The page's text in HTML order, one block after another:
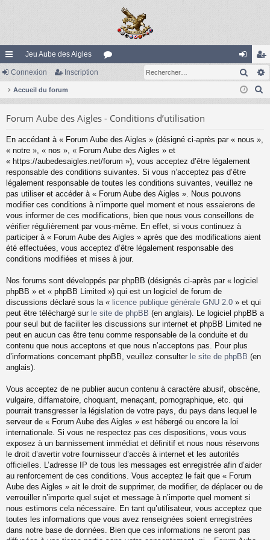
ac
co
s
Jeu Aube des Aigles
on
ne
ns
cri
Connexion Inscription
Accueil du forum
Forum Aube des Aigles - Conditions d’utilisation
En accédant à « Forum Aube des Aigles » (désigné ci-après par « nous »,
« notre », « nos », « Forum Aube des Aigles » et
« https://aubedesaigles.net/forum »), vous acceptez d’être légalement
responsable des conditions suivantes. Si vous n’acceptez pas d’être
légalement responsable de toutes les conditions suivantes, veuillez ne
pas utiliser et accéder à « Forum Aube des Aigles ». Nous pouvons
modifier ces conditions à n’importe quel moment et nous essaierons de
vous informer de ces modifications, bien que nous vous conseillons de
vérifier régulièrement par vous-même. En effet, si vous continuez à
participer à « Forum Aube des Aigles » après que des modifications aient
été effectuées, vous acceptez d’être légalement responsable des
conditions modifiées et mises à jour.
Nos forums sont développés par phpBB (désignés ci-après par « logiciel
phpBB » et « phpBB Limited ») qui est un logiciel de forum de
discussions déclaré sous la « licence publique générale GNU 2.0 » et qui
peut être téléchargé sur le site de phpBB (en anglais). Le logiciel phpBB a
pour seul but de faciliter les discussions sur internet et phpBB Limited ne
peut en aucun cas être tenu comme responsable de la conduite et du
contenu que nous acceptons et que nous n’acceptons pas. Pour plus
d’informations concernant phpBB, veuillez consulter le site de phpBB (en
anglais).
Vous acceptez de ne publier aucun contenu à caractère abusif, obscène,
vulgaire, diffamatoire, choquant, menaçant, pornographique, etc. qui
pourrait transgresser la législation de votre pays, du pays dans lequel le
serveur de « Forum Aube des Aigles » est hébergé ou encore la loi
internationale. Si vous ne respectez pas ces dispositions, vous vous
exposez à un bannissement immédiat et définitif et nous nous réservons
le droit d’avertir votre fournisseur d’accès à internet et les autorités
officielles. L’adresse IP de tous les messages est enregistrée afin d’aider
au renforcement de ces conditions. Vous acceptez le fait que « Forum
Aube des Aigles » ait le droit de supprimer, de modifier, de déplacer ou de
verrouiller n’importe quel sujet et message à n’importe quel moment si
nous estimons cela nécessaire. En tant qu’utilisateur, vous acceptez que
toutes les informations que vous avez renseignées soient enregistrées
dans notre base de données. Bien que ces informations ne seront pas